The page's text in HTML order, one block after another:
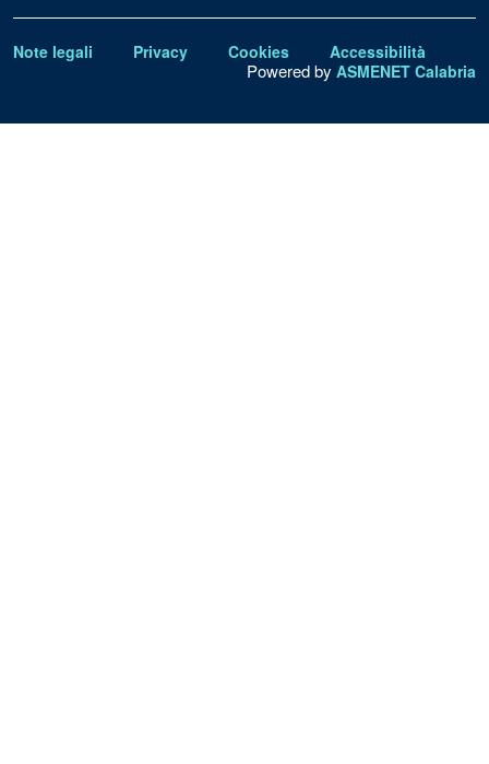
Note legali Privacy Cookies Accessibilità
Powered by ASMENET Calabria